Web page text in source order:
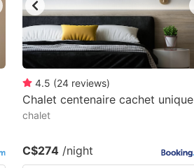
4.5 (24 reviews)
Chalet centenaire cachet unique
chalet
C$274 /night